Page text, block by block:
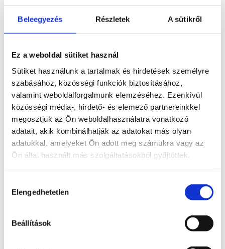
Beleegyezés Részletek A sütikről
Ez a weboldal sütiket használ
Sütiket használunk a tartalmak és hirdetések személyre
szabásához, közösségi funkciók biztosításához,
valamint weboldalforgalmunk elemzéséhez. Ezenkívül
közösségi média-, hirdető- és elemező partnereinkkel
megosztjuk az Ön weboldalhasználatra vonatkozó
adatait, akik kombinálhatják az adatokat más olyan
adatokkal, amelyeket Ön adott meg számukra vagy az
Ön által használt más szolgáltatásokból gyűjtöttek.
kiválasztása
Elengedhetetlen
Beállítások
Kosárba
teszem
Lepidolit
fatima keze
4 990Ft Bővebb
információ
Kosárba
teszem
Kapcsolódó termékek